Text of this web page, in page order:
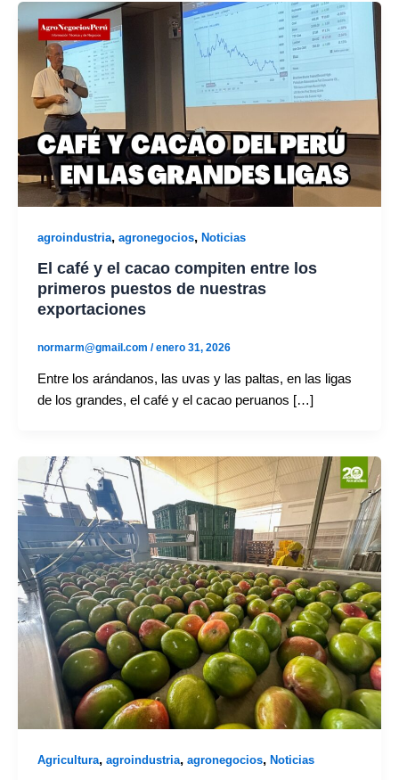
agroindustria, agronegocios, Noticias
El café y el cacao compiten entre los
primeros puestos de nuestras
exportaciones
normarm@gmail.com /enero 31, 2026
Entre los arándanos, las uvas y las paltas, en las ligas
de los grandes, el café y el cacao peruanos […]
Agricultura, agroindustria, agronegocios, Noticias